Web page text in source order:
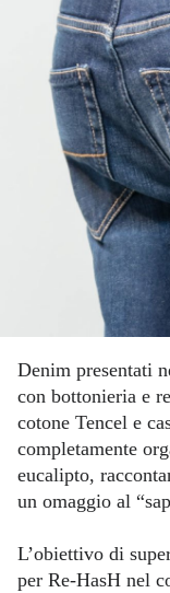
Denim presentati
con bottonieria e
cotone Tencel e
completamente
eucalipto,
un omaggio al
L’obiettivo di
per Re-HasH nel